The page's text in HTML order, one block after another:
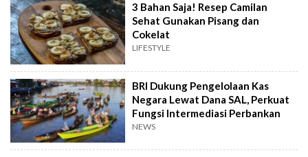
3 Bahan Saja! Resep Camilan
Sehat Gunakan Pisang dan
Cokelat
LIFESTYLE
BRI Dukung Pengelolaan Kas
Negara Lewat Dana SAL, Perkuat
Fungsi Intermediasi Perbankan
NEWS